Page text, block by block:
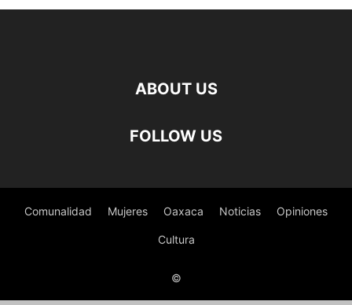
ABOUT US
FOLLOW US
Comunalidad Mujeres Oaxaca Noticias Opiniones
Cultura
©